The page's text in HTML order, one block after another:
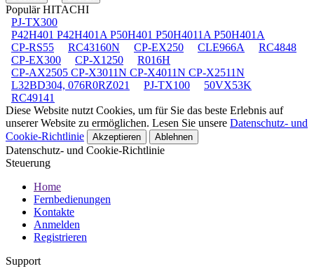
Populär HITACHI
PJ-TX300
P42H401 P42H401A P50H401 P50H4011A P50H401A
CP-RS55
RC43160N CP-EX250 CLE966A
RC4848
CP-EX300
CP-X1250
R016H
CP-AX2505 CP-X3011N CP-X4011N CP-X2511N
L32BD304, 076R0RZ021
PJ-TX100
50VX53K
RC49141
Diese Website nutzt Cookies, um für Sie das beste Erlebnis auf
unserer Website zu ermöglichen. Lesen Sie unsere Datenschutz- und
Cookie-Richtlinie
Akzeptieren Ablehnen
Datenschutz- und Cookie-Richtlinie
Steuerung
Home
Fernbedienungen
Kontakte
Anmelden
Registrieren
Support